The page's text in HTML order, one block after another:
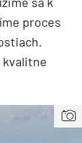
proces
kvalitne